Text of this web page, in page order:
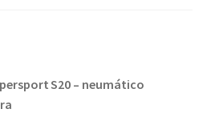
S20 – neumático